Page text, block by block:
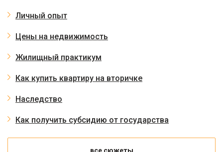
Личный опыт
Цены на недвижимость
Жилищный практикум
Как купить квартиру на вторичке
Наследство
Как получить субсидию от государства